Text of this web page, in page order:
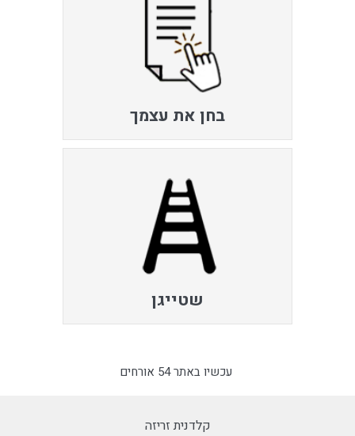
בחן את עצמך
שטייגן
עכשיו באתר 54 אורחים
קלדנית זריזה